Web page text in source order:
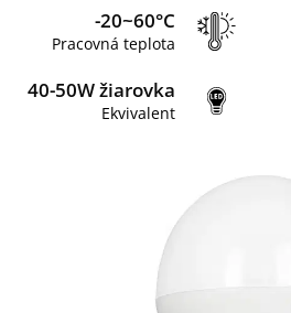
-20~60°C
Pracovná teplota
40-50W žiarovka
Ekvivalent